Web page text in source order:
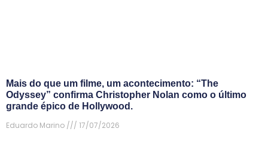
Mais do que um filme, um acontecimento: “The
Odyssey” confirma Christopher Nolan como o último
grande épico de Hollywood.
Eduardo Marino
17/07/2026